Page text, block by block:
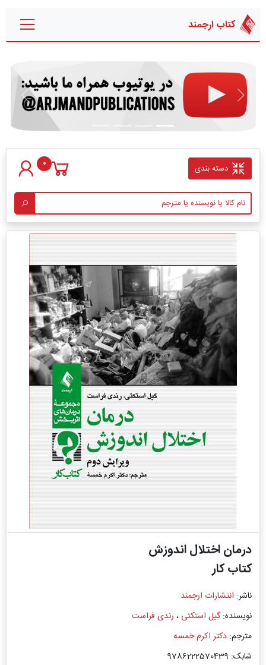
کتاب ارجمند
قبلی بعدی
دسته بندی 0
درمان اختلال اندوزش
کتاب کار
ناشر: انتشارات ارجمند
نویسنده:گیل استکتی ، رندی فراست
مترجم: دکتر اکرم خمسه
شابک: 9786222570439